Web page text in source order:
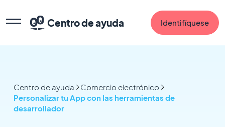
Centro de ayuda Identifíquese
Centro de ayuda
Comercio electrónico
Personalizar tu App con las herramientas de
desarrollador